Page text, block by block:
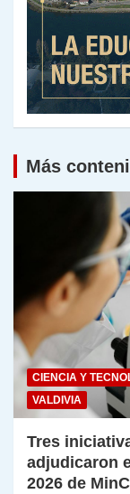
Más
CIENCIA Y
VALDIVIA
Tres
adjudicaron
2026 de